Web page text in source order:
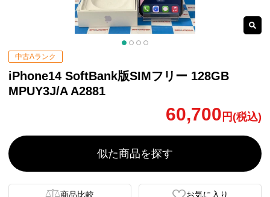
中古Aランク
iPhone14 SoftBank版SIMフリー 128GB
MPUY3J/A A2881
60,700 円(税込)
似た商品を探す
商品比較 お気に入り